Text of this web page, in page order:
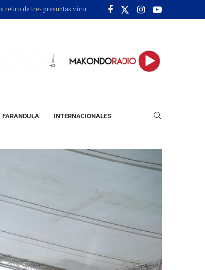
presuntas víctimas >> Fiscalía imputó cargos contra alias ‘Calarcá’
FARANDULA INTERNACIONALES